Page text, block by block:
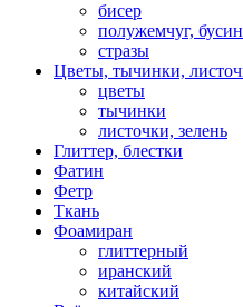
бисер
полужемчуг,
стразы
Цветы, тычинки,
цветы
тычинки
листочки, зелень
Глиттер, блестки
Фатин
Фетр
Ткань
Фоамиран
глиттерный
иранский
китайский